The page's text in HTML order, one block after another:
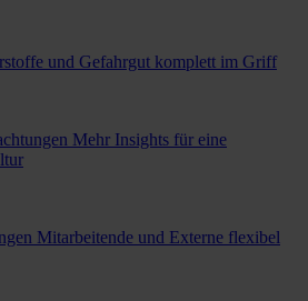
und Gefahrgut komplett im Griff
Mehr Insights für eine
Mitarbeitende und Externe flexibel